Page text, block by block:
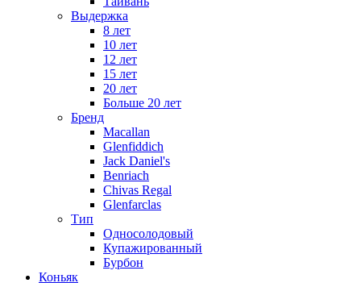
Выдержка
8 лет
10 лет
12 лет
15 лет
20 лет
Больше 20 лет
Бренд
Macallan
Glenfiddich
Jack Daniel's
Benriach
Chivas Regal
Glenfarclas
Тип
Односолодовый
Купажированный
Бурбон
Коньяк